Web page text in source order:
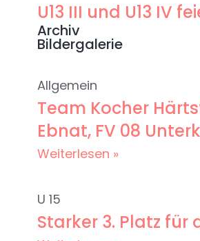
U13 III und U13 IV
Archiv
Bildergalerie
Allgemein
Team Kocher
Ebnat, FV 08
Weiterlesen »
U 15
Starker 3. Platz